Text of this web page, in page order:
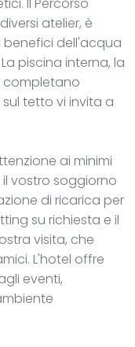
atelier, è
benefici dell'acqua
piscina interna, la
completano
tetto vi invita a
ai minimi
vostro soggiorno
di ricarica per
su richiesta e il
visita, che
L'hotel offre
eventi,